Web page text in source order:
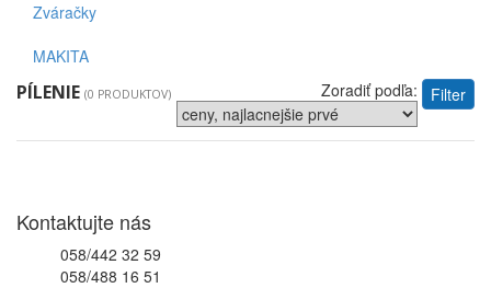
Zváračky
MAKITA
PÍLENIE (0 PRODUKTOV) Filter
Zoradiť podľa:
Kontaktujte nás
058/442 32 59
058/488 16 51